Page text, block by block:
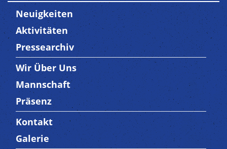
Neuigkeiten
Aktivitäten
Pressearchiv
Trenner3
Wir Über Uns
Mannschaft
Präsenz
Trenner4
Kontakt
Galerie